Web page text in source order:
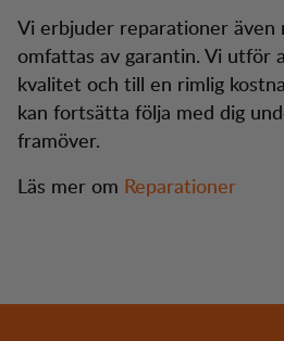
Vi erbjuder reparationer även
omfattas av garantin. Vi utför
kvalitet och till en rimlig
kan fortsätta följa med dig
framöver.
Läs mer om Reparationer